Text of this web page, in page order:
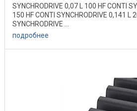
SYNCHRODRIVE 0,07 L 100 HF CONTI
150 HF CONTI SYNCHRODRIVE 0,141 L
SYNCHRODRIVE ...
подробнее